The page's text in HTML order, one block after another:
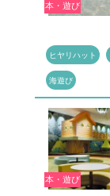
本・遊び
ヒヤリハット
海遊び
本・遊び